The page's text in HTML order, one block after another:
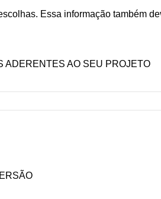
Essa informação também
ADERENTES AO SEU PROJETO